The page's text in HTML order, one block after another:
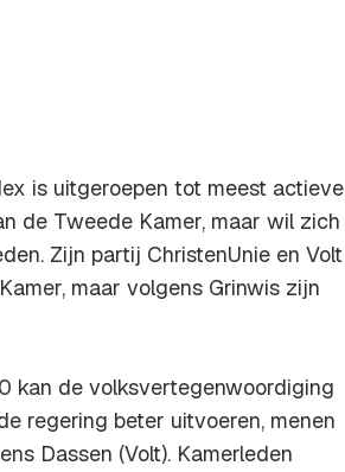
is uitgeroepen tot meest actieve
de Tweede Kamer, maar wil zich
Zijn partij ChristenUnie en Volt
maar volgens Grinwis zijn
kan de volksvertegenwoordiging
regering beter uitvoeren, menen
Dassen (Volt). Kamerleden